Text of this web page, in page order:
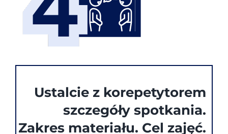
Ustalcie z korepetytorem
szczegóły spotkania.
Zakres materiału. Cel zajęć.